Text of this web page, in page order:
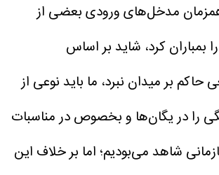
مدخل‌های ورودی بعضی از
کرد، شاید بر اساس
بر میدان نبرد، ما باید نوعی از
را در یگان‌ها و بخصوص در مناسبات
شاهد می‌بودیم؛ اما بر خلاف این